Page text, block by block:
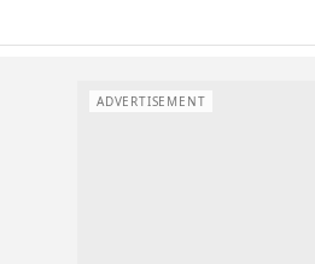
ADVERTISEMENT